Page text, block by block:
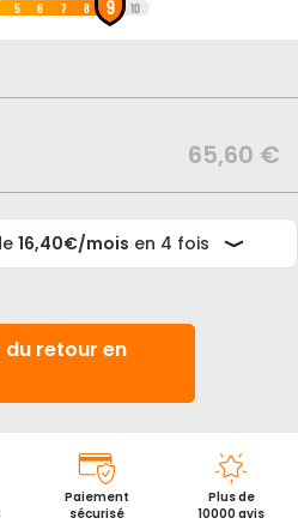
5 6 7 8 9 10
65,60 €
retour en
Paiement
sécurisé
Plus de
10000 avis